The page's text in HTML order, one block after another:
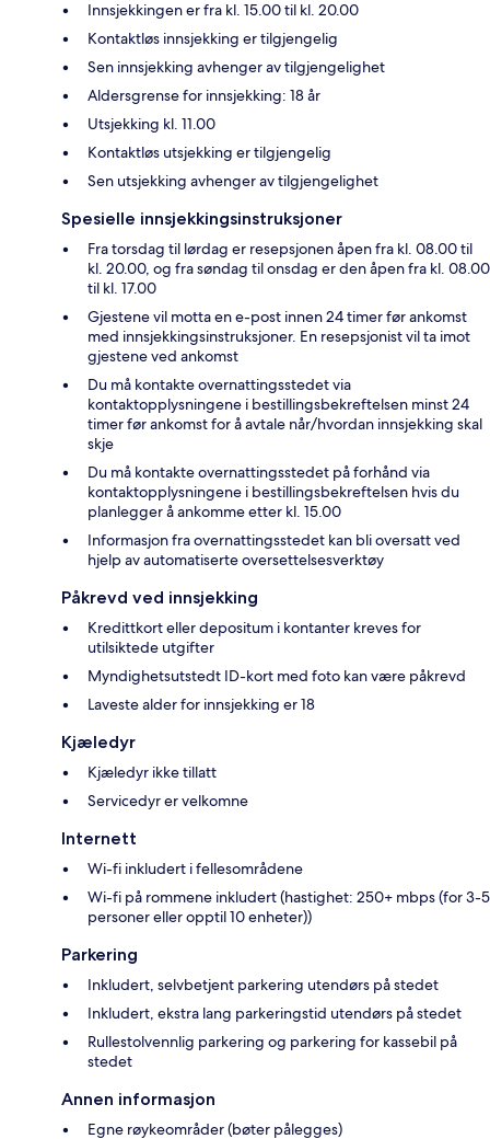
Innsjekkingen er fra kl. 15.00 til kl. 20.00
Kontaktløs innsjekking er tilgjengelig
Sen innsjekking avhenger av tilgjengelighet
Aldersgrense for innsjekking: 18 år
Utsjekking kl. 11.00
Kontaktløs utsjekking er tilgjengelig
Sen utsjekking avhenger av tilgjengelighet
Spesielle innsjekkingsinstruksjoner
Fra torsdag til lørdag er resepsjonen åpen fra kl. 08.00 til
kl. 20.00, og fra søndag til onsdag er den åpen fra kl. 08.00
til kl. 17.00
Gjestene vil motta en e-post innen 24 timer før ankomst
med innsjekkingsinstruksjoner. En resepsjonist vil ta imot
gjestene ved ankomst
Du må kontakte overnattingsstedet via
kontaktopplysningene i bestillingsbekreftelsen minst 24
timer før ankomst for å avtale når/hvordan innsjekking skal
skje
Du må kontakte overnattingsstedet på forhånd via
kontaktopplysningene i bestillingsbekreftelsen hvis du
planlegger å ankomme etter kl. 15.00
Informasjon fra overnattingsstedet kan bli oversatt ved
hjelp av automatiserte oversettelsesverktøy
Påkrevd ved innsjekking
Kredittkort eller depositum i kontanter kreves for
utilsiktede utgifter
Myndighetsutstedt ID-kort med foto kan være påkrevd
Laveste alder for innsjekking er 18
Kjæledyr
Kjæledyr ikke tillatt
Servicedyr er velkomne
Internett
Wi-fi inkludert i fellesområdene
Wi-fi på rommene inkludert (hastighet: 250+ mbps (for 3-5
personer eller opptil 10 enheter))
Parkering
Inkludert, selvbetjent parkering utendørs på stedet
Inkludert, ekstra lang parkeringstid utendørs på stedet
Rullestolvennlig parkering og parkering for kassebil på
stedet
Annen informasjon
Egne røykeområder (bøter pålegges)